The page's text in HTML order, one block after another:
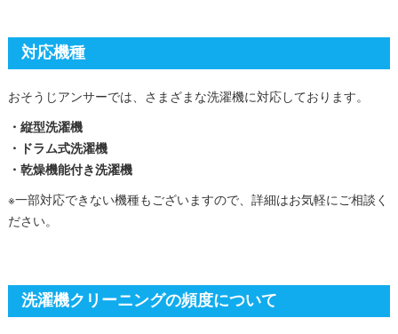
対応機種
おそうじアンサーでは、さまざまな洗濯機に対応しております。
・縦型洗濯機
・ドラム式洗濯機
・乾燥機能付き洗濯機
※一部対応できない機種もございますので、詳細はお気軽にご相談く
ださい。
洗濯機クリーニングの頻度について